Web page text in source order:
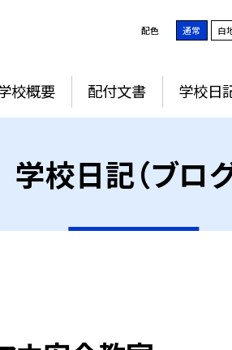
配色 通常 白
校概要 配付文書 学校日
学校日記（ブログ